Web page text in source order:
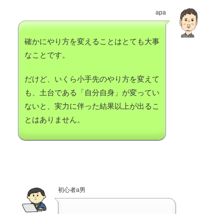
apa
確かにやり方を変えることはとても大事
なことです。
だけど、いくら小手先のやり方を変えて
も、土台である「自分自身」が変ってい
ないと、実力に伴った結果以上が出るこ
とはありません。
初心者a男